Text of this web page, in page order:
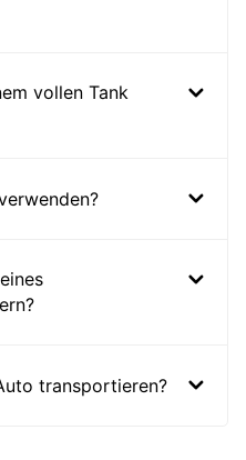
vollen Tank
transportieren?